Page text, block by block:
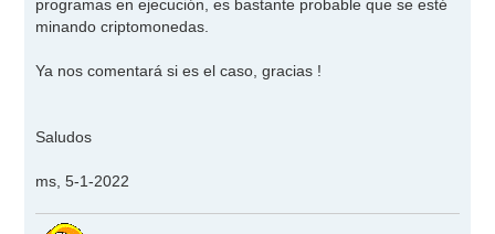
programas en ejecución, es bastante probable que se esté
minando criptomonedas.
Ya nos comentará si es el caso, gracias !
Saludos
ms, 5-1-2022